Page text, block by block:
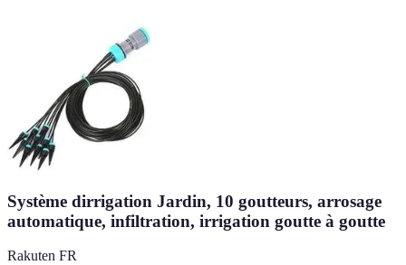
Système dirrigation Jardin, 10 goutteurs, arrosage
automatique, infiltration, irrigation goutte à goutte
Rakuten FR